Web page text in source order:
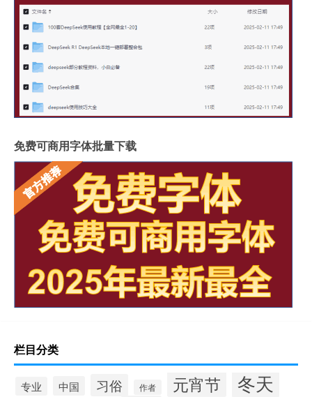
免费可商用字体批量下载
栏目分类
专业 中国 习俗 作者 元宵节 冬天